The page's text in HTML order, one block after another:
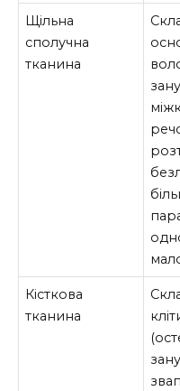
Щільна
сполучна
тканина
Кісткова
тканина